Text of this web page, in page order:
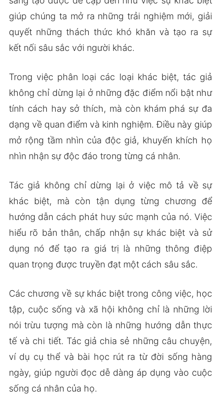
giúp chúng ta mở ra những trải nghiệm mới, giải
quyết những thách thức khó khăn và tạo ra sự
kết nối sâu sắc với người khác.
Trong việc phân loại các loại khác biệt, tác giả
không chỉ dừng lại ở những đặc điểm nổi bật như
tính cách hay sở thích, mà còn khám phá sự đa
dạng về quan điểm và kinh nghiệm. Điều này giúp
mở rộng tầm nhìn của độc giả, khuyến khích họ
nhìn nhận sự độc đáo trong từng cá nhân.
Tác giả không chỉ dừng lại ở việc mô tả về sự
khác biệt, mà còn tận dụng từng chương để
hướng dẫn cách phát huy sức mạnh của nó. Việc
hiểu rõ bản thân, chấp nhận sự khác biệt và sử
dụng nó để tạo ra giá trị là những thông điệp
quan trọng được truyền đạt một cách sâu sắc.
Các chương về sự khác biệt trong công việc, học
tập, cuộc sống và xã hội không chỉ là những lời
nói trừu tượng mà còn là những hướng dẫn thực
tế và chi tiết. Tác giả chia sẻ những câu chuyện,
ví dụ cụ thể và bài học rút ra từ đời sống hàng
ngày, giúp người đọc dễ dàng áp dụng vào cuộc
sống cá nhân của họ.